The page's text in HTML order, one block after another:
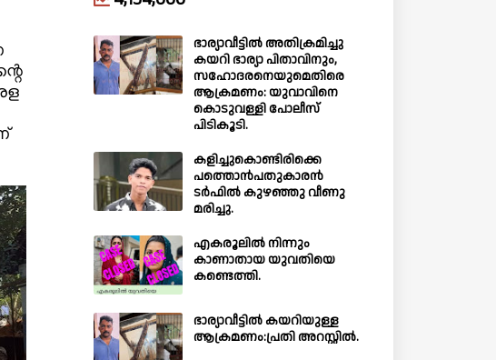
ഭാര്യാവീട്ടിൽ അതിക്രമിച്ചു
കയറി ഭാര്യാ പിതാവിനും,
സഹോദരനെയുമെതിരെ
ആക്രമണം: യുവാവിനെ
കൊടുവള്ളി പോലീസ്
പിടികൂടി.
കളിച്ചുകൊണ്ടിരിക്കെ
പത്തൊൻപതുകാരൻ
ടർഫിൽ കുഴഞ്ഞു വീണു
മരിച്ചു.
എകരൂലിൽ നിന്നും
കാണാതായ യുവതിയെ
കണ്ടെത്തി.
ഭാര്യാവീട്ടിൽ കയറിയുള്ള
ആക്രമണം:പ്രതി അറസ്റ്റിൽ.